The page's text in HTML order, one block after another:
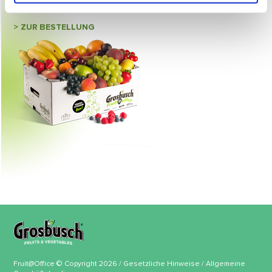
> ZUR BESTELLUNG
Fruit@Office © Copyright 2026 / Gesetzliche Hinweise /Allgemeine